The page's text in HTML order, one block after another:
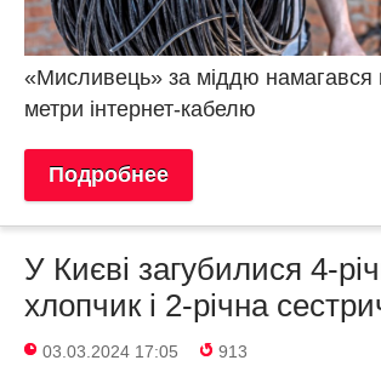
«Мисливець» за міддю намагався
метри інтернет-кабелю
Подробнее
У Києві загубилися 4-
хлопчик і 2-річна
03.03.2024 17:05
913